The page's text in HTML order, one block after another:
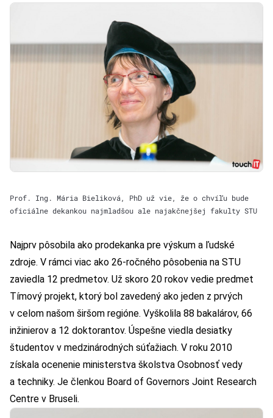
Prof. Ing. Mária Bieliková, PhD už vie, že o chvíľu bude
oficiálne dekankou najmladšou ale najakčnejšej fakulty STU
Najprv pôsobila ako prodekanka pre výskum a ľudské
zdroje. V rámci viac ako 26-ročného pôsobenia na STU
zaviedla 12 predmetov. Už skoro 20 rokov vedie predmet
Tímový projekt, ktorý bol zavedený ako jeden z prvých
v celom našom širšom regióne. Vyškolila 88 bakalárov, 66
inžinierov a 12 doktorantov. Úspešne viedla desiatky
študentov v medzinárodných súťažiach. V roku 2010
získala ocenenie ministerstva školstva Osobnosť vedy
a techniky. Je členkou Board of Governors Joint Research
Centre v Bruseli.